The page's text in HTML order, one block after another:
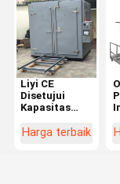
Liyi CE
Disetujui
Kapasitas
Tinggi 300
Harga terbaik